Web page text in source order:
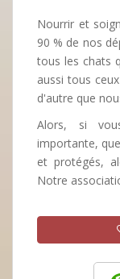
Nourrir et
90 % de nos
tous les chats
aussi tous
d'autre que
Alors, si
importante,
et protégés,
Notre